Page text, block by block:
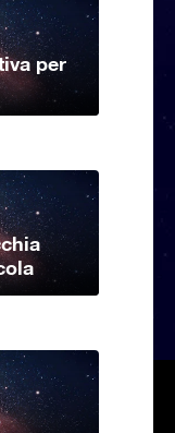
per